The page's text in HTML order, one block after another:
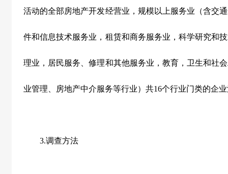
活动的全部房地产开发经营业，规模以上服务业（含交
件和信息技术服务业，租赁和商务服务业，科学研究和
理业，居民服务、修理和其他服务业，教育，卫生和社
业管理、房地产中介服务等行业）共16个行业门类的企
3.调查方法